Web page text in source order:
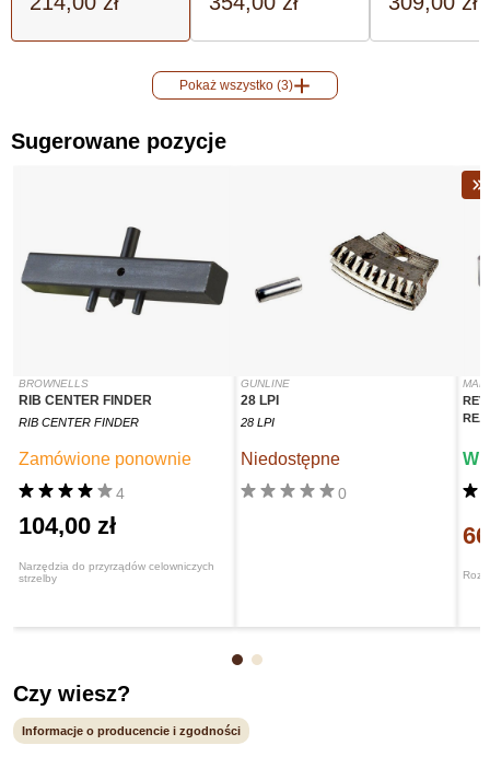
Pokaż wszystko (3)
Sugerowane pozycje
BROWNELLS
RIB CENTER FINDER
RIB CENTER FINDER
Narzędzia do przyrządów celowniczych
strzelby
4
Zamówione ponownie
104,00 zł
GUNLINE
28 LPI
28 LPI
0
Niedostępne W
Czy wiesz?
Informacje o producencie i zgodności